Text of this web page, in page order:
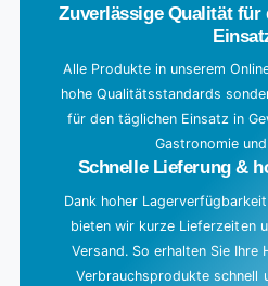
Zuverlässige Qualität
Alle Produkte in unserem
hohe Qualitätsstandards
für den täglichen Einsatz in
Gastronomie
Schnelle Lieferung &
Dank hoher
bieten wir kurze Lieferzeiten
Versand. So erhalten Sie Ihre
Verbrauchsprodukte schnell